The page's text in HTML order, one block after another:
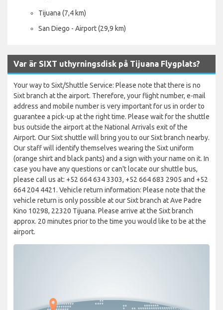
Tijuana (7,4 km)
San Diego - Airport (29,9 km)
Var är SIXT uthyrningsdisk på Tijuana Flygplats?
Your way to Sixt/Shuttle Service: Please note that there is no
Sixt branch at the airport. Therefore, your flight number, e-mail
address and mobile number is very important for us in order to
guarantee a pick-up at the right time. Please wait for the shuttle
bus outside the airport at the National Arrivals exit of the
Airport. Our Sixt shuttle will bring you to our Sixt branch nearby.
Our staff will identify themselves wearing the Sixt uniform
(orange shirt and black pants) and a sign with your name on it. In
case you have any questions or can't locate our shuttle bus,
please call us at: +52 664 634 3303, +52 664 683 2905 and +52
664 204 4421. Vehicle return information: Please note that the
vehicle return is only possible at our Sixt branch at Ave Padre
Kino 10298, 22320 Tijuana. Please arrive at the Sixt branch
approx. 20 minutes prior to the time you would like to be at the
airport.